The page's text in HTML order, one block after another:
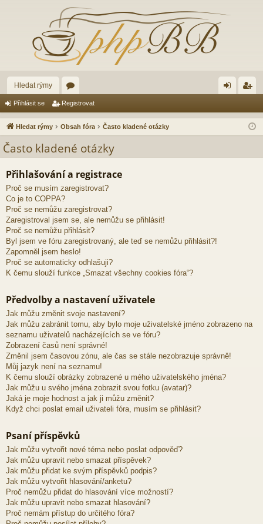
Hledat rýmy
ór
a lá
se
ist
va
Přihlásit se Registrovat
Hledat rýmy Obsah fóra Často kladené otázky
Často kladené otázky
Přihlašování a registrace
Proč se musím zaregistrovat?
Co je to COPPA?
Proč se nemůžu zaregistrovat?
Zaregistroval jsem se, ale nemůžu se přihlásit!
Proč se nemůžu přihlásit?
Byl jsem ve fóru zaregistrovaný, ale teď se nemůžu přihlásit?!
Zapomněl jsem heslo!
Proč se automaticky odhlašuji?
K čemu slouží funkce „Smazat všechny cookies fóra“?
Předvolby a nastavení uživatele
Jak můžu změnit svoje nastavení?
Jak můžu zabránit tomu, aby bylo moje uživatelské jméno zobrazeno na
seznamu uživatelů nacházejících se ve fóru?
Zobrazení časů není správné!
Změnil jsem časovou zónu, ale čas se stále nezobrazuje správně!
Můj jazyk není na seznamu!
K čemu slouží obrázky zobrazené u mého uživatelského jména?
Jak můžu u svého jména zobrazit svou fotku (avatar)?
Jaká je moje hodnost a jak ji můžu změnit?
Když chci poslat email uživateli fóra, musím se přihlásit?
Psaní příspěvků
Jak můžu vytvořit nové téma nebo poslat odpověď?
Jak můžu upravit nebo smazat příspěvek?
Jak můžu přidat ke svým příspěvků podpis?
Jak můžu vytvořit hlasování/anketu?
Proč nemůžu přidat do hlasování více možností?
Jak můžu upravit nebo smazat hlasování?
Proč nemám přístup do určitého fóra?